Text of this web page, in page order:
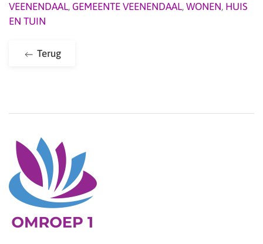
VEENENDAAL, GEMEENTE VEENENDAAL, WONEN, HUIS
EN TUIN
Terug